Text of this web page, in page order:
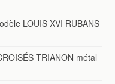
LOUIS XVI RUBANS
TRIANON métal